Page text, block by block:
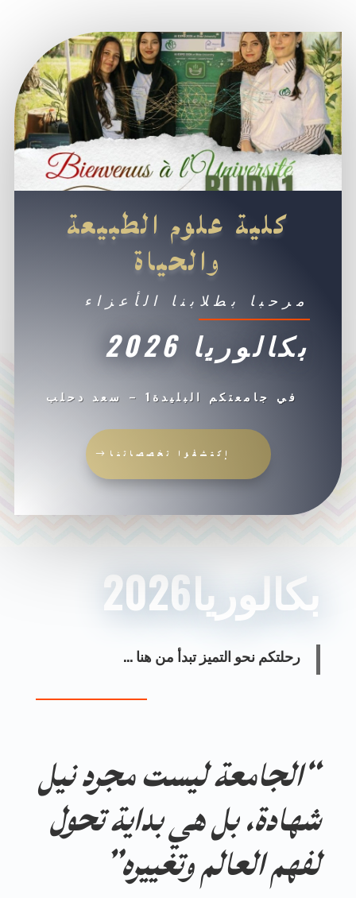
كلية علوم الطبيعة
والحياة
مرحبا بطلابنا الأعزاء
بكالوريا 2026
في جامعتكم البليدة1 – سعد دحلب
إكتشفوا تخصصاتنا
بكالوريا2026
رحلتكم نحو التميز تبدأ من هنا …
“الجامعة ليست مجرد نيل
شهادة، بل هي بداية تحول
لفهم العالم وتغييره”